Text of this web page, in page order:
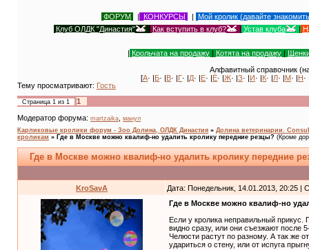
ФОРУМ | КОНКУРСЫ | Мой кролик (давайте
Клуб ОЛДК "Династия"
| Как вступить в клуб? | Устав клуба |
| Крольчата на продажу | Котята на продажу |
Алфавитный справочник
[А· |Б· |В· |Г· |Д· |Е· |Ё· |Ж· |З· |И· |К· |Л· |М· |Н·
Тему просматривают: Гость
Страница 1 из 1
1
Модератор форума: martzaika манул
Карликовые кролики форум - Зоо Долина, ОЛДК Династия » Долина ветеринарии.
кроликам » Где в Москве можно квалиф-но удалить кролику передние резцы? (Кроме
Где в Москве можно квалиф-но удалить кролику передние
KroSavA Дата: Понедельник, 14.01.2013, 20:25 |
Где в Москве можно квалиф-но
Если у кролика неправильный прикус.
видно сразу, или они съезжают после
Челюсти растут по разному. А так же
удариться о стену, или от испуга